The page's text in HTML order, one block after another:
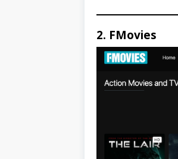
2. FMovies